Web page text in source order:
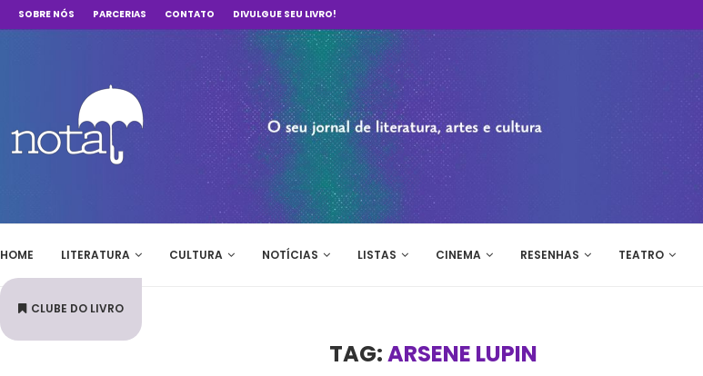
SOBRE NÓS PARCERIAS CONTATO DIVULGUE SEU LIVRO!
HOME LITERATURA CULTURA NOTÍCIAS LISTAS CINEMA RESENHAS TEATRO
CLUBE DO LIVRO
TAG:ARSENE LUPIN